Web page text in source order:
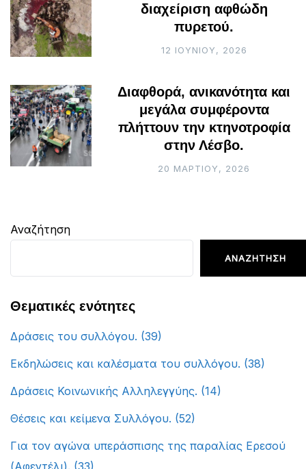
διαχείριση αφθώδη
πυρετού.
12 ΙΟΥΝΊΟΥ, 2026
Διαφθορά, ανικανότητα και
μεγάλα συμφέροντα
πλήττουν την κτηνοτροφία
στην Λέσβο.
20 ΜΑΡΤΊΟΥ, 2026
Αναζήτηση
ΑΝΑΖΉΤΗΣΗ
Θεματικές ενότητες
Δράσεις του συλλόγου. (39)
Εκδηλώσεις και καλέσματα του συλλόγου. (38)
Δράσεις Κοινωνικής Αλληλεγγύης. (14)
Θέσεις και κείμενα Συλλόγου. (52)
Για τον αγώνα υπεράσπισης της παραλίας Ερεσού